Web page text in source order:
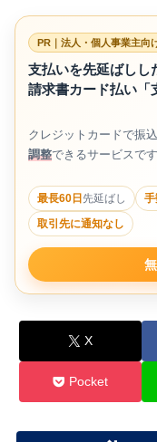
PR｜法人・個人事業主向
支払いを先延ばしし
請求書カード払い「
クレジットカードで振
調整できるサービスです
最長60日 先延ばし
取引先に通知なし
X
Pocket